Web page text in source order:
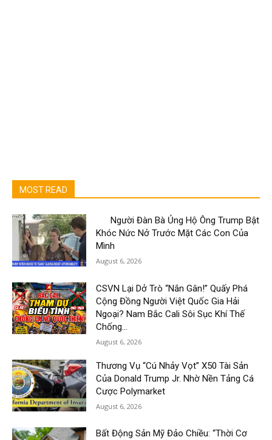
MOST READ
Người Đàn Bà Ủng Hộ Ông Trump Bật
Khóc Nức Nở Trước Mặt Các Con Của
Mình
August 6, 2026
CSVN Lại Dở Trò “Nắn Gân!” Quấy Phá
Cộng Đồng Người Việt Quốc Gia Hải
Ngoại? Nam Bắc Cali Sôi Sục Khí Thế
Chống...
August 6, 2026
Thương Vụ “Cú Nhảy Vọt” X50 Tài Sản
Của Donald Trump Jr. Nhờ Nền Tảng Cá
Cược Polymarket
August 6, 2026
Bất Động Sản Mỹ Đảo Chiều: “Thời Cơ